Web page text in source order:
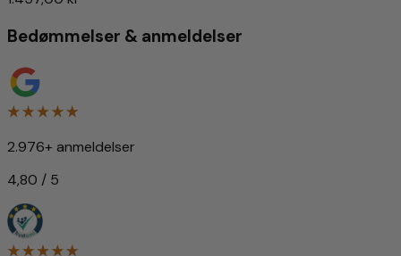
Bedømmelser & anmeldelser
2.976+ anmeldelser
4,80 / 5